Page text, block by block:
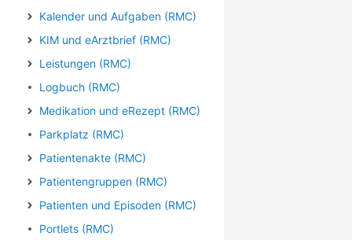
Kalender und Aufgaben (RMC)
KIM und eArztbrief (RMC)
Leistungen (RMC)
Logbuch (RMC)
Medikation und eRezept (RMC)
Parkplatz (RMC)
Patientenakte (RMC)
Patientengruppen (RMC)
Patienten und Episoden (RMC)
Portlets (RMC)